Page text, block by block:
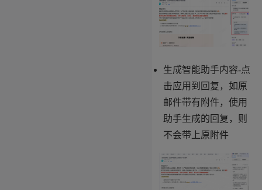
生成智能助手内容-点
击应用到回复，如原
邮件带有附件，使用
助手生成的回复，则
不会带上原附件